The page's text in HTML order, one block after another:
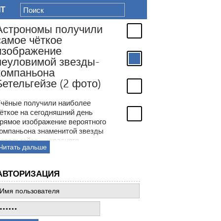
получили
чёткое
звезды-
(2 фото)
получили наиболее
на сегодняшний день
изображение вероятного
знаменитой звезды
— красного
в созвездии
обсуждали странности
яркости
и только недавно
воочию увидеть её
неуловимого компаньона —
звезды в окрестностях
дальше